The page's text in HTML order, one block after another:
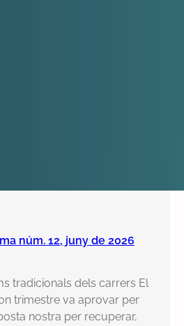
núm. 12, juny de 2026
tradicionals dels carrers El
trimestre va aprovar per
nostra per recuperar,